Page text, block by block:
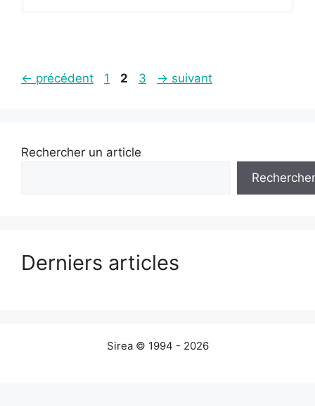
← précédent Page
1 Page
2 Page
3 → suivant
Rechercher un article
Rechercher
Derniers articles
Sirea © 1994 - 2026